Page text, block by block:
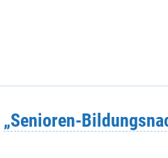
„Senioren-